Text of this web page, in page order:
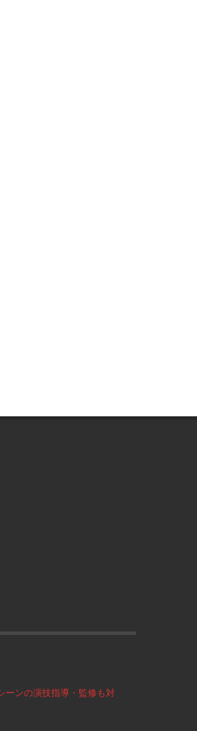
ーンの演技指導・監修も対